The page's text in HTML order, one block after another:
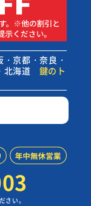
京都・奈良・
北海道
鍵のト
さい。